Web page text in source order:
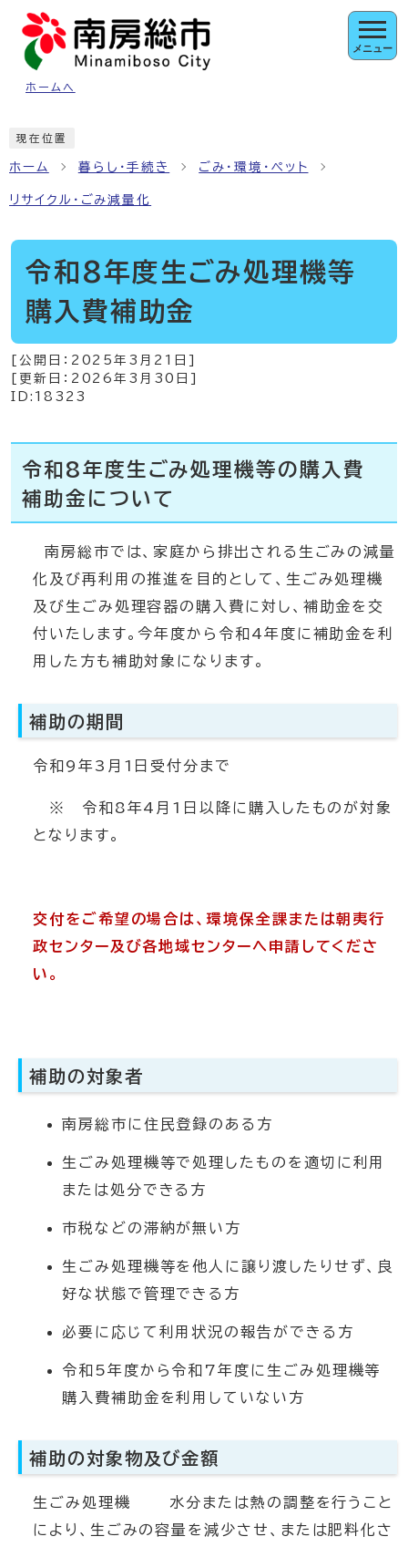
ページの先頭です
ホームへ
メニュー
現在位置
ホーム 暮らし・手続き ごみ・環境・ペット
リサイクル・ごみ減量化
令和8年度生ごみ処理機等
購入費補助金
[公開日： 2025年3月21日
[更新日： 2026年3月30日
ID:18323
令和8年度生ごみ処理機等の購入費
補助金について
南房総市では、家庭から排出される生ごみの減量
化及び再利用の推進を目的として、生ごみ処理機
及び生ごみ処理容器の購入費に対し、補助金を交
付いたします。今年度から令和4年度に補助金を利
用した方も補助対象になります。
補助の期間
令和9年3月1日受付分まで
※ 令和8年4月1日以降に購入したものが対象
となります。
交付をご希望の場合は、環境保全課または朝夷行
政センター及び各地域センターへ申請してくださ
い。
補助の対象者
南房総市に住民登録のある方
生ごみ処理機等で処理したものを適切に利用
または処分できる方
市税などの滞納が無い方
生ごみ処理機等を他人に譲り渡したりせず、良
好な状態で管理できる方
必要に応じて利用状況の報告ができる方
令和5年度から令和7年度に生ごみ処理機等
購入費補助金を利用していない方
補助の対象物及び金額
生ごみ処理機 水分または熱の調整を行うこと
により、生ごみの容量を減少させ、または肥料化さ